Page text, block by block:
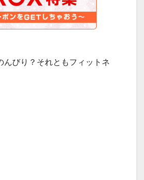
んびり？それともフィットネ